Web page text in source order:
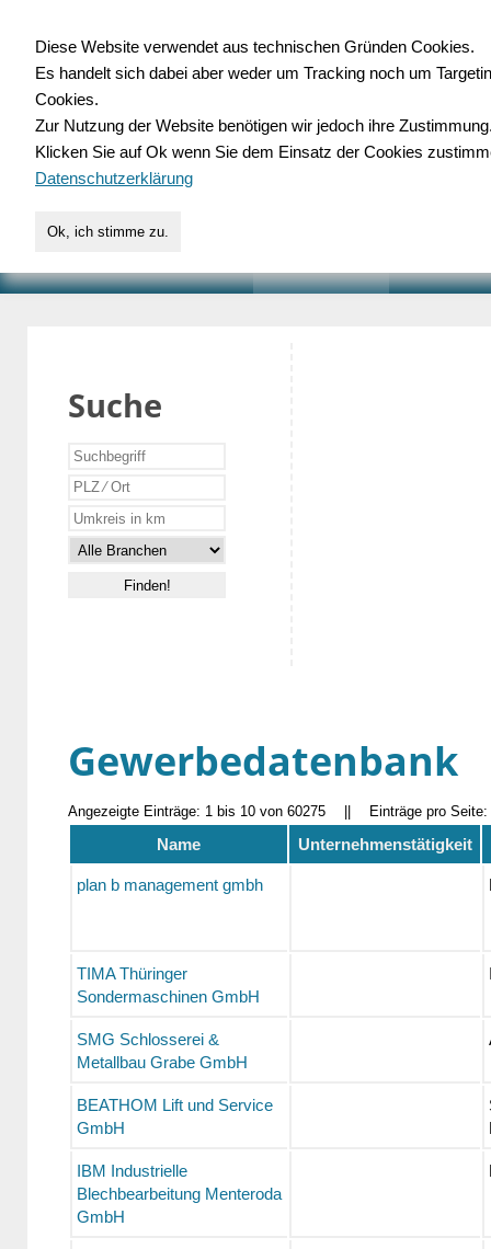
für Handwerk,
Suche
Gewerbedatenbank
Angezeigte Einträge: 1 bis 10 von 60275 Einträge pro Seite:
Name Unternehmenstätigkeit
plan b management gmbh
TIMA Thüringer
Sondermaschinen GmbH
SMG Schlosserei &
Metallbau Grabe GmbH
BEATHOM Lift und Service
GmbH
IBM Industrielle
Blechbearbeitung Menteroda
GmbH
Diese Website verwendet aus technischen Gründen Cookies.
Es handelt sich dabei aber weder um Tracking noch um
Cookies.
Zur Nutzung der Website benötigen wir jedoch ihre
Klicken Sie auf Ok wenn Sie dem Einsatz der Cookies
Datenschutzerklärung
Ok, ich stimme zu.